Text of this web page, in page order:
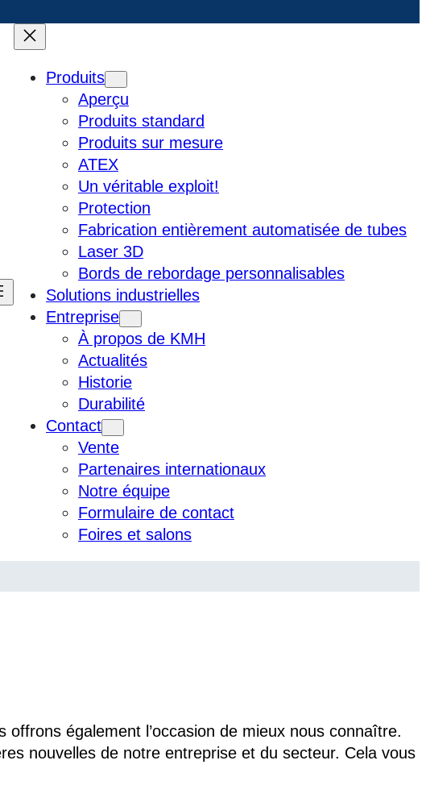
Produits
Aperçu
Produits standard
Produits sur mesure
ATEX
Un véritable exploit!
Protection
Fabrication entièrement automatisée de tubes
Laser 3D
Bords de rebordage personnalisables
Solutions industrielles
Entreprise
À propos de KMH
Actualités
Historie
Durabilité
Contact
Vente
Partenaires internationaux
Notre équipe
Formulaire de contact
Foires et salons
également l’occasion de mieux nous connaître.
nouvelles de notre entreprise et du secteur. Cela vous